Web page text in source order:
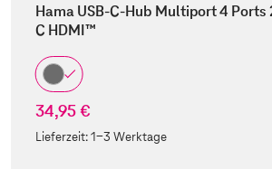
Hama USB-C-Hub Multiport 4 Ports
C HDMI™
34,95 €
Lieferzeit:1-3 Werktage